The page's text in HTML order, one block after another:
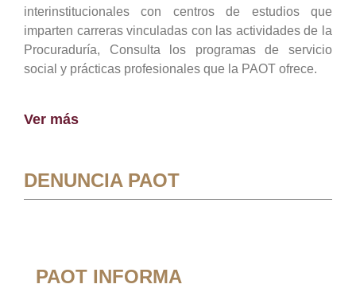
interinstitucionales con centros de estudios que
imparten carreras vinculadas con las actividades de la
Procuraduría, Consulta los programas de servicio
social y prácticas profesionales que la PAOT ofrece.
Ver más
DENUNCIA PAOT
PAOT INFORMA